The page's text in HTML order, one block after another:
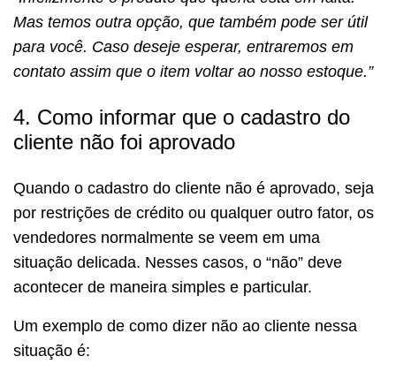
Mas temos outra opção, que também pode ser útil
para você. Caso deseje esperar, entraremos em
contato assim que o item voltar ao nosso estoque.”
4. Como informar que o cadastro do
cliente não foi aprovado
Quando o cadastro do cliente não é aprovado, seja
por restrições de crédito ou qualquer outro fator, os
vendedores normalmente se veem em uma
situação delicada. Nesses casos, o “não” deve
acontecer de maneira simples e particular.
Um exemplo de como dizer não ao cliente nessa
situação é: